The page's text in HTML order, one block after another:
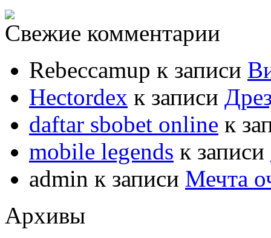
Свежие комментарии
Rebeccamup к записи
Hectordex к записи
daftar sbobet online к
mobile legends к записи
admin к записи Мечта
Архивы